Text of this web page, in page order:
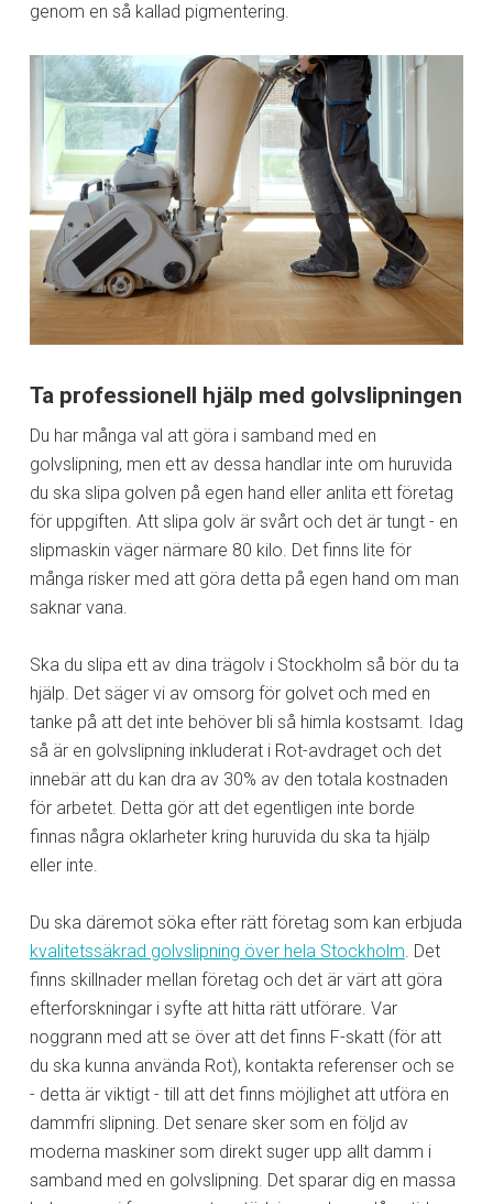
genom en så kallad pigmentering.
Ta professionell hjälp med golvslipningen
Du har många val att göra i samband med en
golvslipning, men ett av dessa handlar inte om huruvida
du ska slipa golven på egen hand eller anlita ett företag
för uppgiften. Att slipa golv är svårt och det är tungt - en
slipmaskin väger närmare 80 kilo. Det finns lite för
många risker med att göra detta på egen hand om man
saknar vana.
Ska du slipa ett av dina trägolv i Stockholm så bör du ta
hjälp. Det säger vi av omsorg för golvet och med en
tanke på att det inte behöver bli så himla kostsamt. Idag
så är en golvslipning inkluderat i Rot-avdraget och det
innebär att du kan dra av 30% av den totala kostnaden
för arbetet. Detta gör att det egentligen inte borde
finnas några oklarheter kring huruvida du ska ta hjälp
eller inte.
Du ska däremot söka efter rätt företag som kan erbjuda
kvalitetssäkrad golvslipning över hela Stockholm. Det
finns skillnader mellan företag och det är värt att göra
efterforskningar i syfte att hitta rätt utförare. Var
noggrann med att se över att det finns F-skatt (för att
du ska kunna använda Rot), kontakta referenser och se
- detta är viktigt - till att det finns möjlighet att utföra en
dammfri slipning. Det senare sker som en följd av
moderna maskiner som direkt suger upp allt damm i
samband med en golvslipning. Det sparar dig en massa